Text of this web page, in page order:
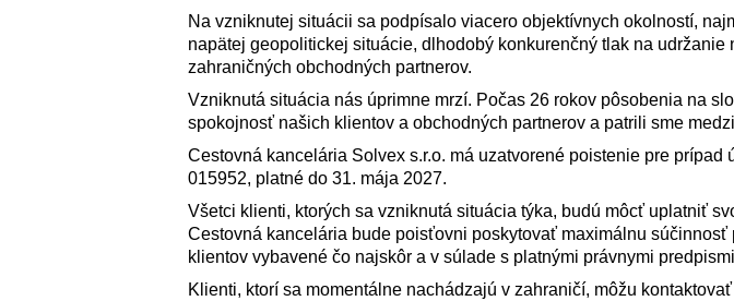
Na vzniknutej situácii sa podpísalo viacero objektívnych okolností,
napätej geopolitickej situácie, dlhodobý konkurenčný tlak na
zahraničných obchodných partnerov.
Vzniknutá situácia nás úprimne mrzí. Počas 26 rokov pôsobenia na
spokojnosť našich klientov a obchodných partnerov a patrili sme
Cestovná kancelária Solvex s.r.o. má uzatvorené poistenie pre
015952, platné do 31. mája 2027.
Všetci klienti, ktorých sa vzniknutá situácia týka, budú môcť uplatniť
Cestovná kancelária bude poisťovni poskytovať maximálnu
klientov vybavené čo najskôr a v súlade s platnými právnymi
Klienti, ktorí sa momentálne nachádzajú v zahraničí, môžu